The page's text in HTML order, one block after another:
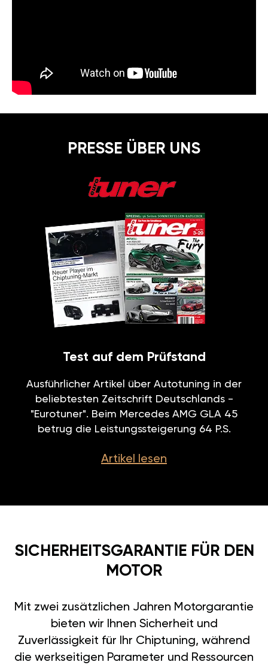
PRESSE ÜBER UNS
Test auf dem Prüfstand
Ausführlicher Artikel über Autotuning in der
beliebtesten Zeitschrift Deutschlands -
"Eurotuner". Beim Mercedes AMG GLA 45
betrug die Leistungssteigerung 64 P.S.
Artikel lesen
SICHERHEITSGARANTIE FÜR DEN
MOTOR
Mit zwei zusätzlichen Jahren Motorgarantie
bieten wir Ihnen Sicherheit und
Zuverlässigkeit für Ihr Chiptuning, während
die werkseitigen Parameter und Ressourcen